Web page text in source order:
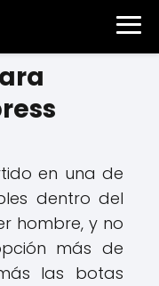
en una de
dentro del
hombre, y no
más de
las botas